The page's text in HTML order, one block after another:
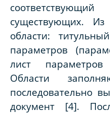
существующих. Из
области:
параметров
лист
Области
последовательно
документ [4].